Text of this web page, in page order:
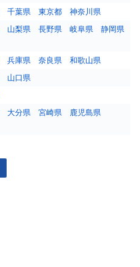
千葉県 東京都
神奈川県
山梨県 長野県 岐阜県
静岡県
兵庫県 奈良県
和歌山県
山口県
大分県 宮崎県
鹿児島県